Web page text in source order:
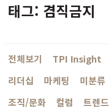
태그: 겸직금지
전체보기 TPI Insight
리더십
마케팅 미분류
조직/문화
컬럼 트렌드